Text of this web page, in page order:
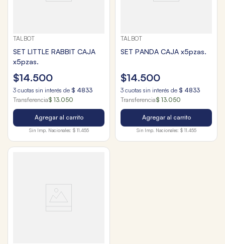
TALBOT
SET LITTLE RABBIT CAJA
x5pzas.
$14.500
3 cuotas sin interés de $ 4833
Transferencia$ 13.050
Agregar al carrito
Sin Imp. Nacionales: $ 11.455
TALBOT
SET PANDA CAJA x5pzas.
$14.500
3 cuotas sin interés de $ 4833
Transferencia$ 13.050
Agregar al carrito
Sin Imp. Nacionales: $ 11.455